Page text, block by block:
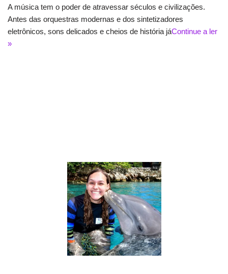
A música tem o poder de atravessar séculos e civilizações.
Antes das orquestras modernas e dos sintetizadores
eletrônicos, sons delicados e cheios de história jáContinue a ler
»